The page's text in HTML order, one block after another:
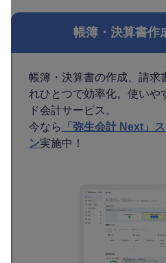
帳簿・決算書作
帳簿・決算書の作成、請求
れひとつで効率化。使いや
ド会計サービス。
今なら
「弥生会計 Next」
ン実施中！